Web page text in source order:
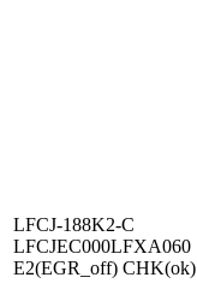
LFCJ-188K2-C
LFCJEC000LFXA060
E2(EGR_off) CHK(ok)